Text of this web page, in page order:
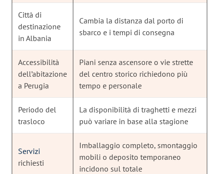
Città di
destinazione
in Albania
Cambia la distanza dal porto di
sbarco e i tempi di consegna
Accessibilità
dell’abitazione
a Perugia
Piani senza ascensore o vie strette
del centro storico richiedono più
tempo e personale
Periodo del
trasloco
La disponibilità di traghetti e mezzi
può variare in base alla stagione
Servizi
richiesti
Imballaggio completo, smontaggio
mobili o deposito temporaneo
incidono sul totale